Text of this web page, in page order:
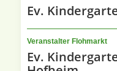
Ev.
Veranstalter Flohmarkt
Ev.